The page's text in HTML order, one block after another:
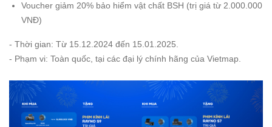
Voucher giảm 20% bảo hiểm vật chất BSH (trị giá từ 2.000.000
VNĐ)
- Thời gian: Từ 15.12.2024 đến 15.01.2025.
- Phạm vi: Toàn quốc, tại các đại lý chính hãng của Vietmap.